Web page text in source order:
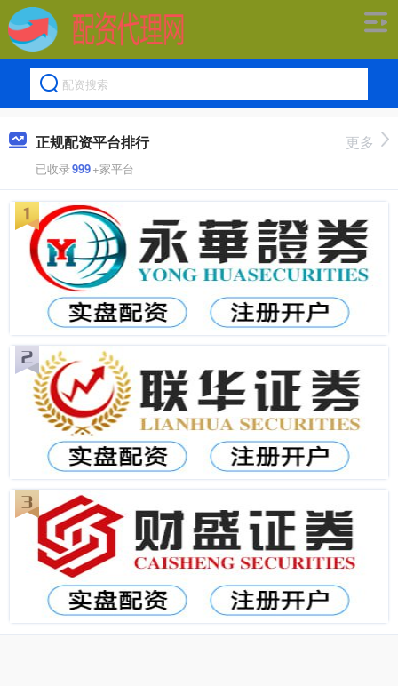
正规配资平台排行
已收录999+家平台
更多